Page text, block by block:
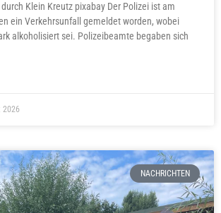
Klein Kreutz pixabay Der Polizei ist am
ein Verkehrsunfall gemeldet worden, wobei
alkoholisiert sei. Polizeibeamte begaben sich
2026
NACHRICHTEN